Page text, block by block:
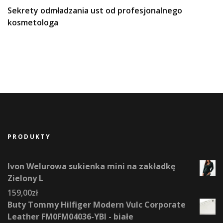
Sekrety odmładzania ust od profesjonalnego
kosmetologa
PRODUKTY
Ivon Welurowa sukienka mini na zakładkę
Zielony L
159,00zł
Buty Tommy Hilfiger Modern Vulc Corporate
Leather FM0FM04036-YBI - białe